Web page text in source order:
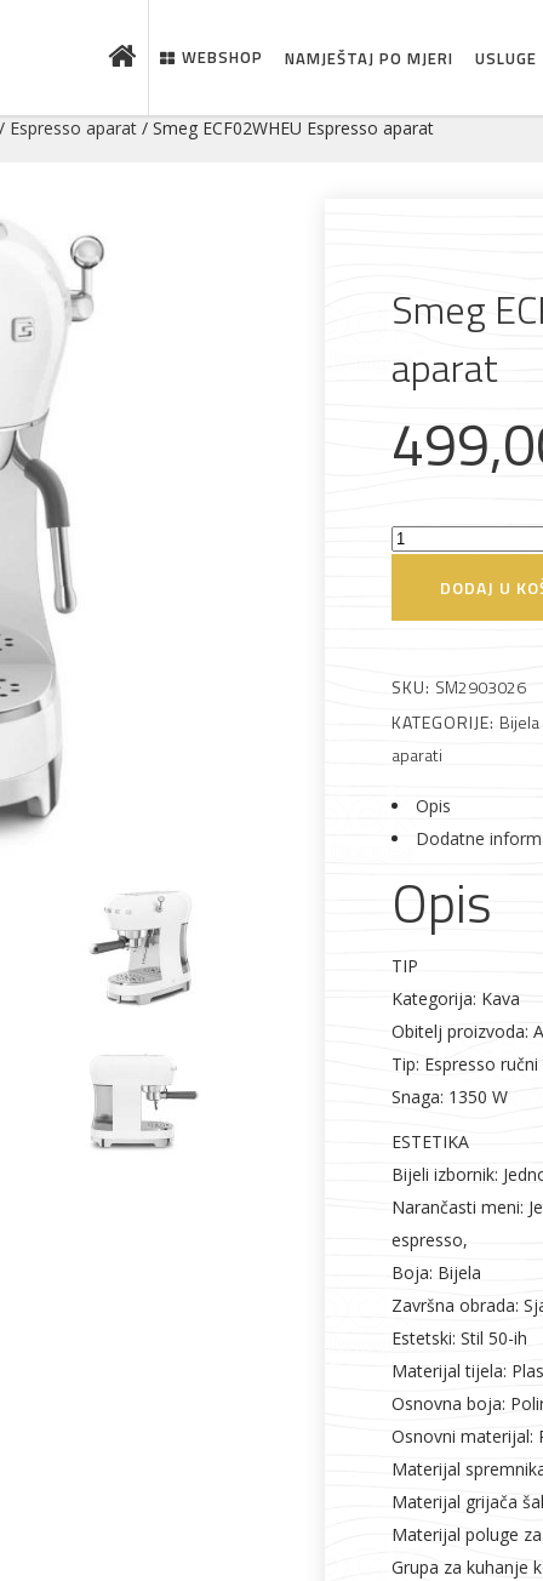
je novo u ponudi
Alati i pribor Rasvjeta
dovratnici
Elektromaterijal
WEBSHOP NAMJEŠTAJ PO MJERI USLUGE
Espresso aparat / Smeg ECF02WHEU Espresso aparat
Smeg
aparat
Smeg
Espresso
DODAJ U
SKU: SM2903026
KATEGORIJE:
aparati
Opis
Dodatne
Opis
TIP
Kategorija: Kava
Obitelj proizvoda:
Tip: Espresso
Snaga: 1350 W
ESTETIKA
Bijeli izbornik:
Narančasti meni:
espresso,
Boja: Bijela
Završna obrada:
Estetski: Stil 50-ih
Materijal tijela:
Osnovna boja:
Osnovni materijal:
Materijal
Materijal grijača
Materijal poluge
Grupa za kuhanje